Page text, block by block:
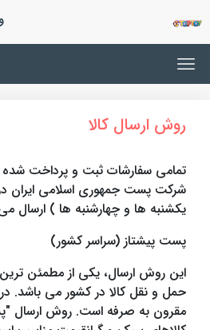
روش ارسال کالا
تمامی سفارشات ثبت و پرداخت شده
شرکت پست جمهوری اسلامی ایران
یکشنبه ها و چهارشنبه ها ) ارسال
پست پیشتاز (سراسر کشور)
این روش ارسال، یکی از مطمئن
حمل و نقل کالا در کشور می باشد.
مقرون به صرفه است. روش ارسال